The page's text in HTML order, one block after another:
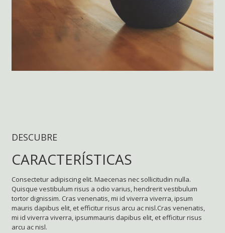
DESCUBRE
CARACTERÍSTICAS
Consectetur adipiscing elit. Maecenas nec sollicitudin nulla.
Quisque vestibulum risus a odio varius, hendrerit vestibulum
tortor dignissim. Cras venenatis, mi id viverra viverra, ipsum
mauris dapibus elit, et efficitur risus arcu ac nisl.Cras venenatis,
mi id viverra viverra, ipsummauris dapibus elit, et efficitur risus
arcu ac nisl.